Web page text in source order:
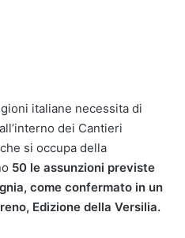
italiane necessita di
dei Cantieri
si occupa della
50 le assunzioni previste
come confermato in un
Edizione della Versilia.